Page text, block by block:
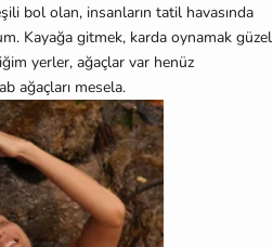
bol olan, insanların tatil havasında
Kayağa gitmek, karda oynamak güzel
yerler, ağaçlar var henüz
ağaçları mesela.